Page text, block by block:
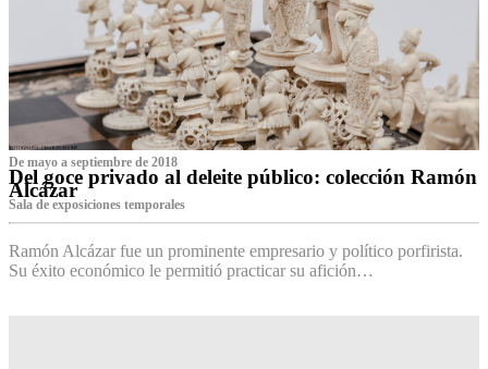
De mayo a septiembre de 2018
Del goce privado al deleite público: colección Ramón
Alcázar
Sala de exposiciones temporales
Ramón Alcázar fue un prominente empresario y político porfirista.
Su éxito económico le permitió practicar su afición…